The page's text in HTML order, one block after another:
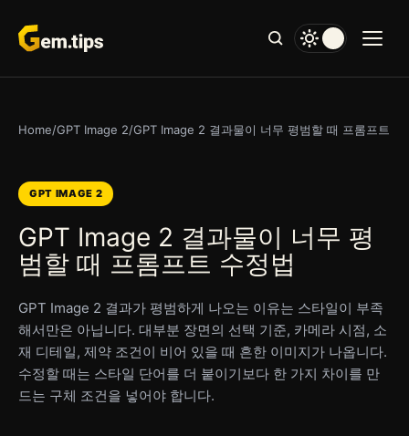
문
로
뛰
Home/GPT Image 2/GPT Image 2 결과물이 너무 평범할 때 프롬프트 수
GPT IMAGE 2
GPT Image 2 결과물이 너무 평
범할 때 프롬프트 수정법
GPT Image 2 결과가 평범하게 나오는 이유는 스타일이 부족
해서만은 아닙니다. 대부분 장면의 선택 기준, 카메라 시점, 소
재 디테일, 제약 조건이 비어 있을 때 흔한 이미지가 나옵니다.
수정할 때는 스타일 단어를 더 붙이기보다 한 가지 차이를 만
드는 구체 조건을 넣어야 합니다.